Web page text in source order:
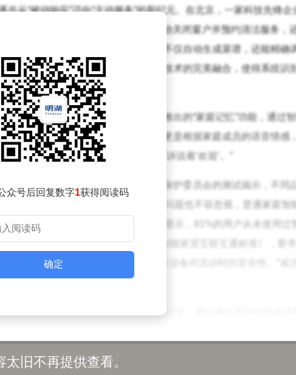
从“被动响应”迈向“主动服务”的新纪元。在北京，一家科技先锋企
员的生活习惯，不仅能在暴雨前夕自动关闭窗户并预约清洁服务，
系统凭借对冰箱内食材的精准识别，不仅自动生成菜谱，还能精确
是物联网、边缘计算与自然语言处理技术的完美融合，使得系统识
融合。在情感交互领域，某知名品牌推出的“家庭记忆”功能，通过
了温情。杭州的情绪识别灯光系统，更是根据家庭成员的语音情感
地说：“如今归家，连灯光都仿佛在诉说着‘欢迎’。”
列挑战也随之浮现。上海消费者权益保护委员会的测试揭示，不同
重影响了用户体验。同时，网络安全问题也不容忽视，普通家庭智
智能设备的功能冗余现象普遍，调查显示，81%的用户从未使用过
积极寻求变革。工信部适时出台了《智能家居互联互通标准》，要
的“隐私计算”方案，有效保障了数据在设备间流动时的安全性。“减
上，更在于其从“工具”向“伙伴”的角色转变。通过遍布房间的传感器
正的生命体。
众号后回复数字1获得阅读码
确定
太旧不再提供查看。